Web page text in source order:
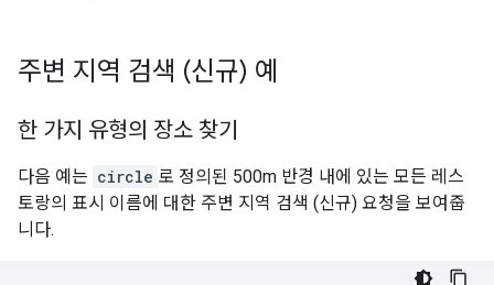
주변 지역 검색 (신규) 예
한 가지 유형의 장소 찾기
다음 예는 circle 로 정의된 500m 반경 내에 있는 모든 레스
토랑의 표시 이름에 대한 주변 지역 검색 (신규) 요청을 보여줍
니다.